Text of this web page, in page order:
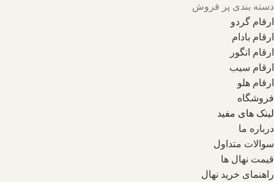
دسته بندی پر فروش
ارقام گردو
ارقام بادام
ارقام انگور
ارقام سیب
ارقام هلو
فروشگاه
لینک های مفید
درباره ما
سوالات متداول
قیمت نهال ها
راهنمای خرید نهال